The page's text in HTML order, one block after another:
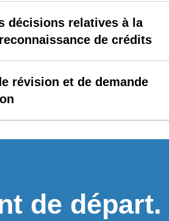
décisions relatives à la
de crédits
révision et de demande
de départ.